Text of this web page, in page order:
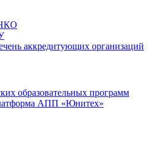
аккредитующих организаций
образовательных программ
АПП «Юнитех»